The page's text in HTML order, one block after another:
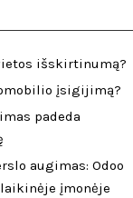
išskirtinumą?
įsigijimą?
padeda
augimas: Odoo
įmonėje